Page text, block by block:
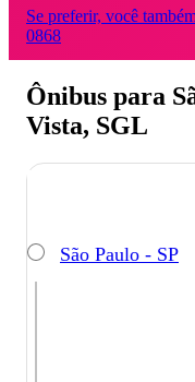
Se preferir, você
0868
Ônibus para
Vista, SGL
São Paulo - SP